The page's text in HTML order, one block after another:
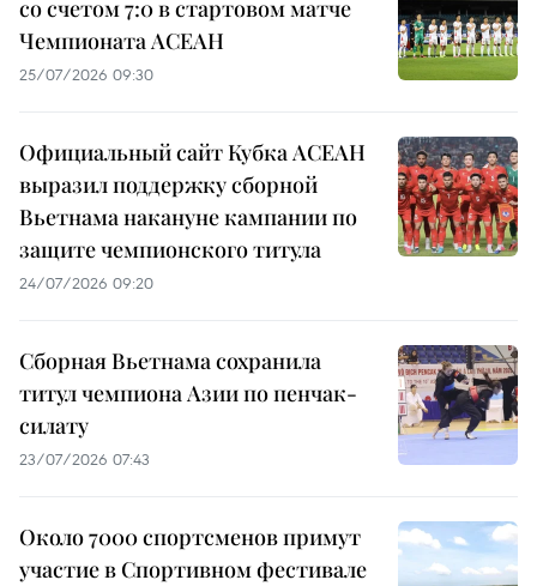
со счетом 7:0 в стартовом матче
Чемпионата АСЕАН
25/07/2026 09:30
Официальный сайт Кубка АСЕАН
выразил поддержку сборной
Вьетнама накануне кампании по
защите чемпионского титула
24/07/2026 09:20
Сборная Вьетнама сохранила
титул чемпиона Азии по пенчак-
силату
23/07/2026 07:43
Около 7000 спортсменов примут
участие в Спортивном фестивале